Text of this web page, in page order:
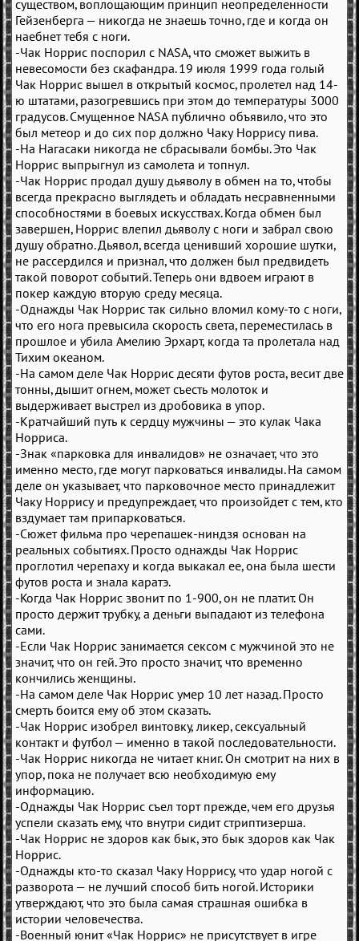
существом, воплощающим принцип неопределенности
Гейзенберга — никогда не знаешь точно, где и когда он
наебнет тебя с ноги.
-Чак Норрис поспорил с NASA, что сможет выжить в
невесомости без скафандра. 19 июля 1999 года голый
Чак Норрис вышел в открытый космос, пролетел над 14-
ю штатами, разогревшись при этом до температуры 3000
градусов. Смущенное NASA публично объявило, что это
был метеор и до сих пор должно Чаку Норрису пива.
-На Нагасаки никогда не сбрасывали бомбы. Это Чак
Норрис выпрыгнул из самолета и топнул.
-Чак Норрис продал душу дьяволу в обмен на то, чтобы
всегда прекрасно выглядеть и обладать несравненными
способностями в боевых искусствах. Когда обмен был
завершен, Норрис влепил дьяволу с ноги и забрал свою
душу обратно. Дьявол, всегда ценивший хорошие шутки,
не рассердился и признал, что должен был предвидеть
такой поворот событий. Теперь они вдвоем играют в
покер каждую вторую среду месяца.
-Однажды Чак Норрис так сильно вломил кому-то с ноги,
что его нога превысила скорость света, переместилась в
прошлое и убила Амелию Эрхарт, когда та пролетала над
Тихим океаном.
-На самом деле Чак Норрис десяти футов роста, весит две
тонны, дышит огнем, может съесть молоток и
выдерживает выстрел из дробовика в упор.
-Кратчайший путь к сердцу мужчины — это кулак Чака
Норриса.
-Знак «парковка для инвалидов» не означает, что это
именно место, где могут парковаться инвалиды. На самом
деле он указывает, что парковочное место принадлежит
Чаку Норрису и предупреждает, что произойдет с тем, кто
вздумает там припарковаться.
-Сюжет фильма про черепашек-ниндзя основан на
реальных событиях. Просто однажды Чак Норрис
проглотил черепаху и когда выкакал ее, она была шести
футов роста и знала каратэ.
-Когда Чак Норрис звонит по 1-900, он не платит. Он
просто держит трубку, а деньги выпадают из телефона
сами.
-Если Чак Норрис занимается сексом с мужчиной это не
значит, что он гей. Это просто значит, что временно
кончились женщины.
-На самом деле Чак Норрис умер 10 лет назад. Просто
смерть боится ему об этом сказать.
-Чак Норрис изобрел винтовку, ликер, сексуальный
контакт и футбол — именно в такой последовательности.
-Чак Норрис никогда не читает книг. Он смотрит на них в
упор, пока не получает всю необходимую ему
информацию.
-Однажды Чак Норрис съел торт прежде, чем его друзья
успели сказать ему, что внутри сидит стриптизерша.
-Чак Норрис не здоров как бык, это бык здоров как Чак
Норрис.
-Однажды кто-то сказал Чаку Норрису, что удар ногой с
разворота — не лучший способ бить ногой. Историки
утверждают, что это была самая страшная ошибка в
истории человечества.
-Военный юнит «Чак Норрис» не присутствует в игре